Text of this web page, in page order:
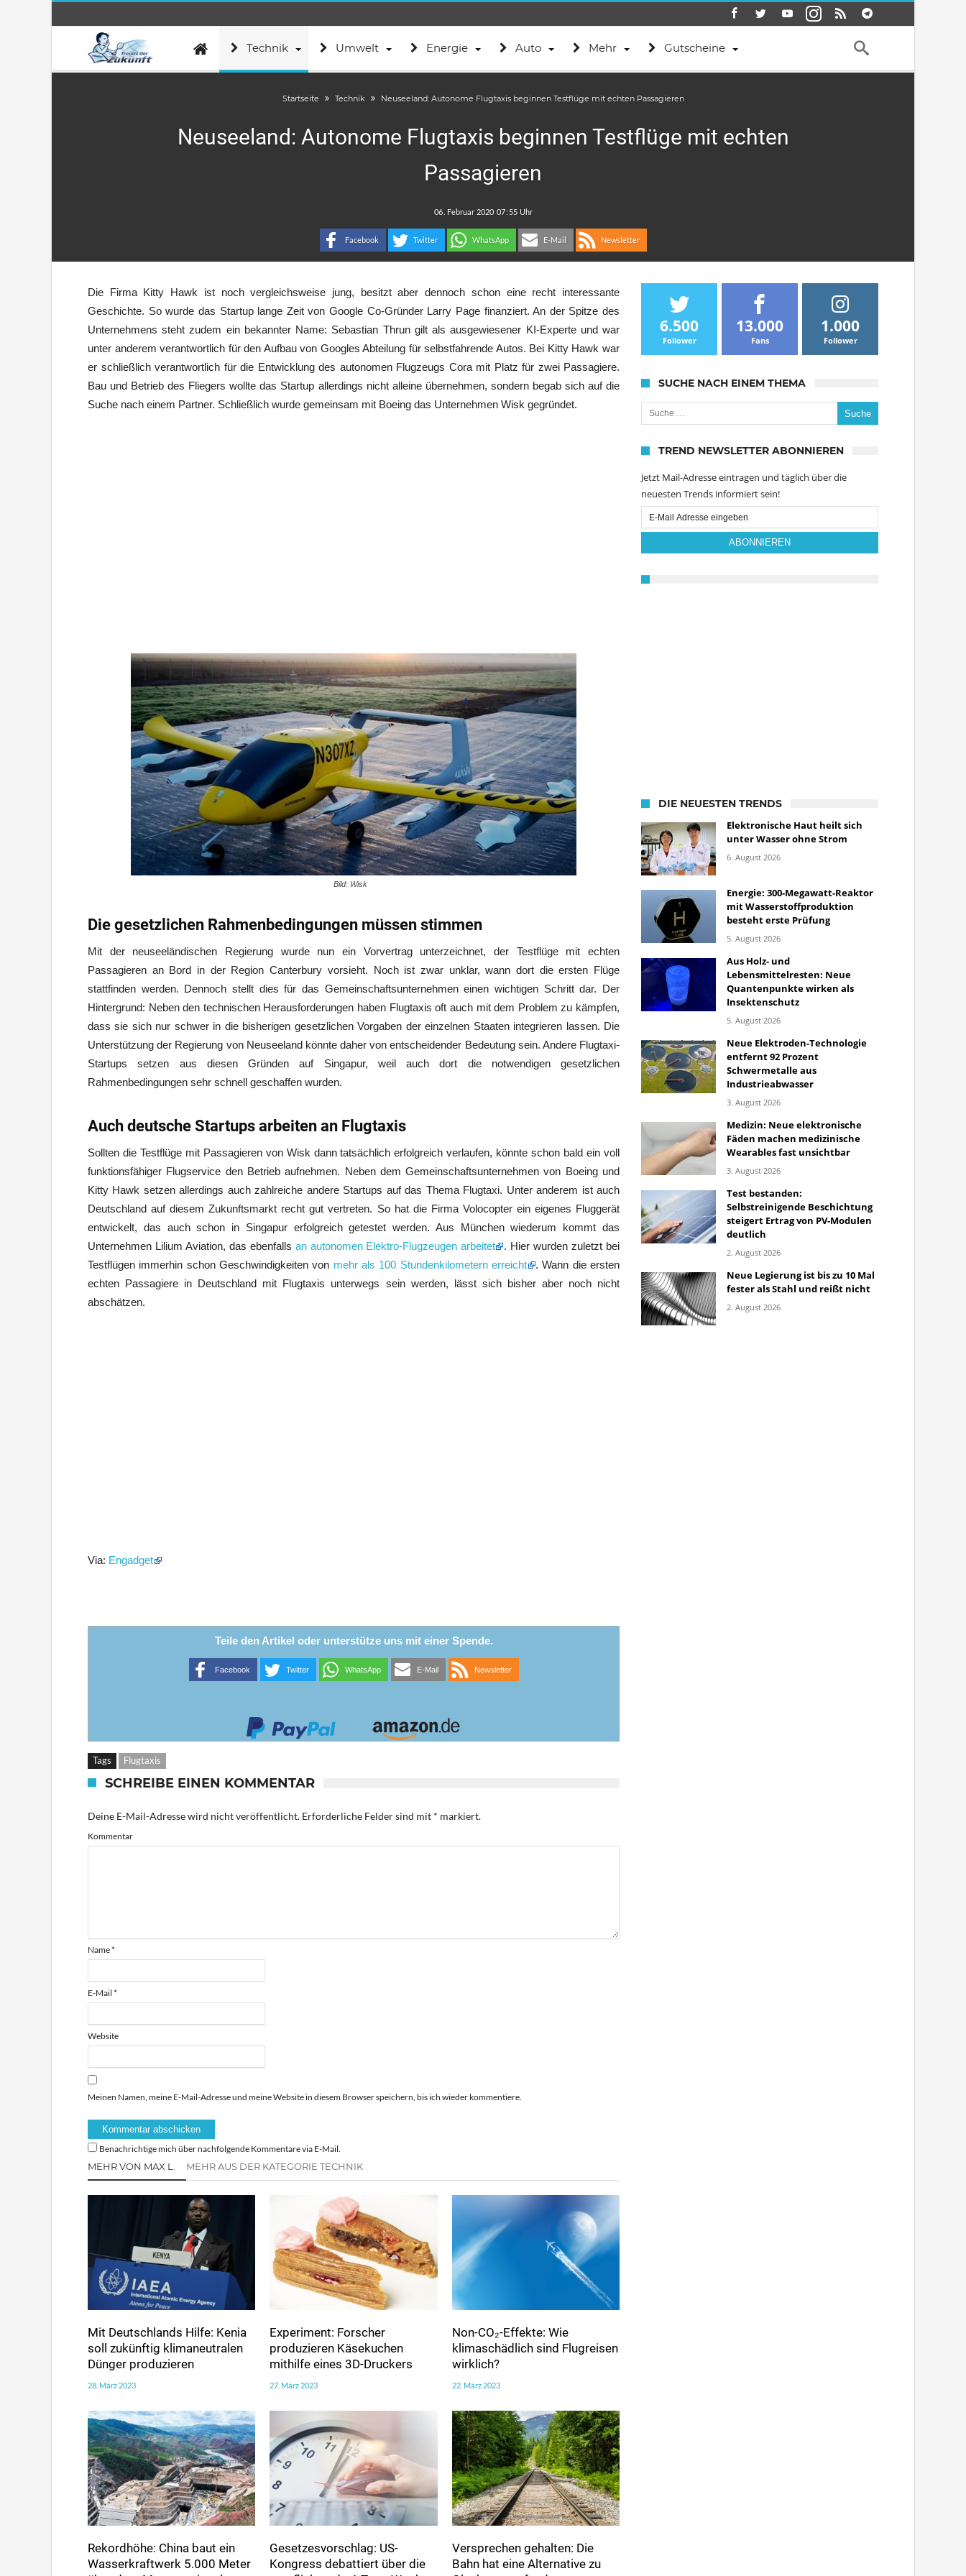
Technik Umwelt Energie Auto Mehr Gutscheine
Startseite Technik Neuseeland: Autonome Flugtaxis beginnen Testflüge mit echten Passagieren
Neuseeland: Autonome Flugtaxis beginnen Testflüge mit echten
Passagieren
:
Facebook Twitter WhatsApp E-Mail Newsletter
Die Firma Kitty Hawk ist noch vergleichsweise jung, besitzt aber dennoch schon eine recht interessante
Geschichte. So wurde das Startup lange Zeit von Google Co-Gründer Larry Page finanziert. An der Spitze des
Unternehmens steht zudem ein bekannter Name: Sebastian Thrun gilt als ausgewiesener KI-Experte und war
unter anderem verantwortlich für den Aufbau von Googles Abteilung für selbstfahrende Autos. Bei Kitty Hawk war
er schließlich verantwortlich für die Entwicklung des autonomen Flugzeugs Cora mit Platz für zwei Passagiere.
Bau und Betrieb des Fliegers wollte das Startup allerdings nicht alleine übernehmen, sondern begab sich auf die
Suche nach einem Partner. Schließlich wurde gemeinsam mit Boeing das Unternehmen Wisk gegründet.
Bild: Wisk
Die gesetzlichen Rahmenbedingungen müssen stimmen
Mit der neuseeländischen Regierung wurde nun ein Vorvertrag unterzeichnet, der Testflüge mit echten
Passagieren an Bord in der Region Canterbury vorsieht. Noch ist zwar unklar, wann dort die ersten Flüge
stattfinden werden. Dennoch stellt dies für das Gemeinschaftsunternehmen einen wichtigen Schritt dar. Der
Hintergrund: Neben den technischen Herausforderungen haben Flugtaxis oft auch mit dem Problem zu kämpfen,
dass sie sich nur schwer in die bisherigen gesetzlichen Vorgaben der einzelnen Staaten integrieren lassen. Die
Unterstützung der Regierung von Neuseeland könnte daher von entscheidender Bedeutung sein. Andere Flugtaxi-
Startups setzen aus diesen Gründen auf Singapur, weil auch dort die notwendigen gesetzlichen
Rahmenbedingungen sehr schnell geschaffen wurden.
Auch deutsche Startups arbeiten an Flugtaxis
Sollten die Testflüge mit Passagieren von Wisk dann tatsächlich erfolgreich verlaufen, könnte schon bald ein voll
funktionsfähiger Flugservice den Betrieb aufnehmen. Neben dem Gemeinschaftsunternehmen von Boeing und
Kitty Hawk setzen allerdings auch zahlreiche andere Startups auf das Thema Flugtaxi. Unter anderem ist auch
Deutschland auf diesem Zukunftsmarkt recht gut vertreten. So hat die Firma Volocopter ein eigenes Fluggerät
entwickelt, das auch schon in Singapur erfolgreich getestet werden. Aus München wiederum kommt das
Unternehmen Lilium Aviation, das ebenfalls an autonomen Elektro-Flugzeugen arbeitet
. Hier wurden zuletzt bei
Testflügen immerhin schon Geschwindigkeiten von mehr als 100 Stundenkilometern erreicht
. Wann die ersten
echten Passagiere in Deutschland mit Flugtaxis unterwegs sein werden, lässt sich bisher aber noch nicht
abschätzen.
Via: Engadget
Teile den Artikel oder unterstütze uns mit einer Spende.
Facebook Twitter WhatsApp E-Mail Newsletter
Tags Flugtaxis
SCHREIBE EINEN KOMMENTAR
Deine E-Mail-Adresse wird nicht veröffentlicht. Erforderliche Felder sind mit * markiert.
Kommentar
Name*
E-Mail *
Website
Meinen Namen, meine E-Mail-Adresse und meine Website in diesem Browser speichern, bis ich wieder kommentiere.
Benachrichtige mich über nachfolgende Kommentare via E-Mail.
MEHR VON MAX L. MEHR AUS DER KATEGORIE TECHNIK
Mit Deutschlands Hilfe: Kenia
soll zukünftig klimaneutralen
Dünger produzieren
28. März 2023
Experiment: Forscher
produzieren Käsekuchen
mithilfe eines 3D-Druckers
27. März 2023
Non-CO₂-Effekte: Wie
klimaschädlich sind Flugreisen
wirklich?
22. März 2023
Rekordhöhe: China baut ein
Wasserkraftwerk 5.000 Meter
Gesetzesvorschlag: US-
Kongress debattiert über die
Versprechen gehalten: Die
Bahn hat eine Alternative zu
6.500
Follower
13.000
Fans
1.000
Follower
SUCHE NACH EINEM THEMA
Suche nach:
TREND NEWSLETTER ABONNIEREN
Jetzt Mail-Adresse eintragen und täglich über die
neuesten Trends informiert sein!
Email
Subscription
ABONNIEREN
DIE NEUESTEN TRENDS
Elektronische Haut heilt sich
unter Wasser ohne Strom
6. August 2026
Energie: 300-Megawatt-Reaktor
mit Wasserstoffproduktion
besteht erste Prüfung
5. August 2026
Aus Holz- und
Lebensmittelresten: Neue
Quantenpunkte wirken als
Insektenschutz
5. August 2026
Neue Elektroden-Technologie
entfernt 92 Prozent
Schwermetalle aus
Industrieabwasser
3. August 2026
Medizin: Neue elektronische
Fäden machen medizinische
Wearables fast unsichtbar
3. August 2026
Test bestanden:
Selbstreinigende Beschichtung
steigert Ertrag von PV-Modulen
deutlich
2. August 2026
Neue Legierung ist bis zu 10 Mal
fester als Stahl und reißt nicht
2. August 2026